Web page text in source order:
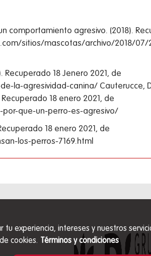
experiencia, intereses y nuestros
cookies. Términos y condiciones
comportamiento agresivo. (2018).
sitios/mascotas/archivo/2018/07/
Recuperado 18 Jenero 2021, de
la-agresividad-canina/ Cauterucce,
18 enero 2021, de
que-un-perro-es-agresivo/
18 enero 2021, de
los-perros-7169.html